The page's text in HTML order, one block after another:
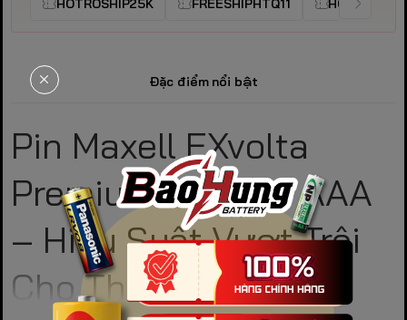
HOTROSHIP25K FREESHIPHTQ11
Đặc điểm nổi bật
Pin Maxell EXvolta
Premium Alkaline AAA
– Hiệu Suất Vượt Trội
Cho Thiết Bị Cỡ Nhỏ